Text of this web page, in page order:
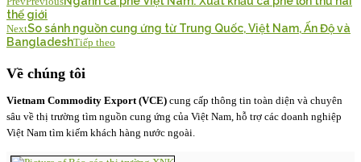
thế giới
NextSo sánh nguồn cung ứng từ Trung Quốc, Việt Nam, Ấn Độ và
BangladeshTiếp theo
Về chúng tôi
Vietnam Commodity Export (VCE) cung cấp thông tin toàn diện và chuyên
sâu về thị trường tìm nguồn cung ứng của Việt Nam, hỗ trợ các doanh nghiệp
Việt Nam tìm kiếm khách hàng nước ngoài.